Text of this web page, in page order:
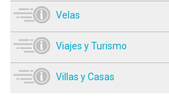
Velas
Viajes y Turismo
Villas y Casas